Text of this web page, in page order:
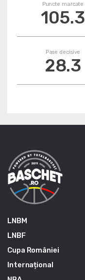
Puncte marcate
105.3
Pase decisive
28.3
LNBM
LNBF
Cupa României
Internațional